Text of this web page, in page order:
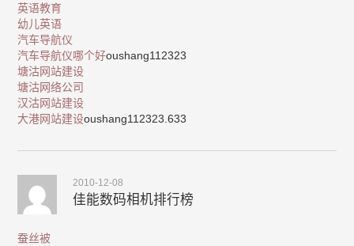
英语教育
幼儿英语
汽车导航仪
汽车导航仪哪个好oushang112323
塘沽网站建设
塘沽网络公司
汉沽网站建设
大港网站建设oushang112323.633
2010-12-08
佳能数码相机排行榜
蚕丝被